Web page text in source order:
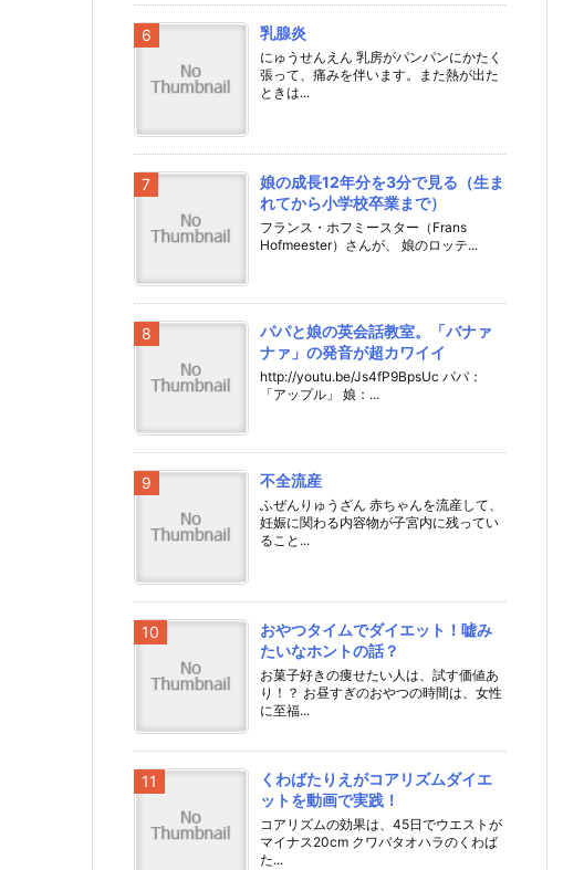
乳腺炎
にゅうせんえん 乳房がパンパンにかたく
張って、痛みを伴います。また熱が出た
ときは...
娘の成長12年分を3分で見る（生ま
れてから小学校卒業まで）
フランス・ホフミースター（Frans
Hofmeester）さんが、 娘のロッテ...
パパと娘の英会話教室。「バナァ
ナァ」の発音が超カワイイ
http://youtu.be/Js4fP9BpsUc パパ：
「アップル」 娘：...
不全流産
ふぜんりゅうざん 赤ちゃんを流産して、
妊娠に関わる内容物が子宮内に残ってい
ること...
おやつタイムでダイエット！嘘み
たいなホントの話？
お菓子好きの痩せたい人は、試す価値あ
り！？ お昼すぎのおやつの時間は、女性
に至福...
くわばたりえがコアリズムダイエ
ットを動画で実践！
コアリズムの効果は、45日でウエストが
マイナス20cm クワバタオハラのくわば
た...